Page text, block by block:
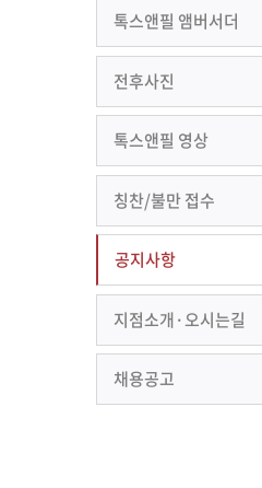
톡스앤필 앰버서더
전후사진
톡스앤필 영상
칭찬/불만 접수
공지사항
지점소개·오시는길
채용공고